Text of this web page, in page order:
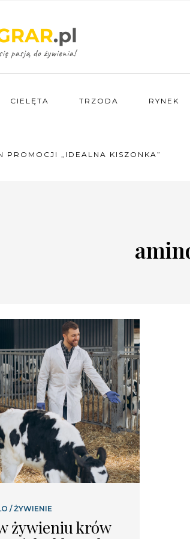
CIELĘTA TRZODA RYNEK
PROMOCJI „IDEALNA KISZONKA”
/ŻYWIENIE
żywieniu krów